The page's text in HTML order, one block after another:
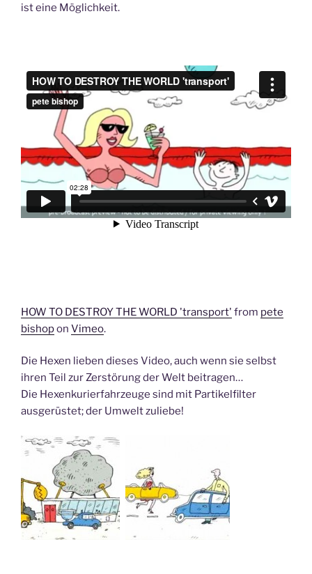
ist eine Möglichkeit.
HOW TO DESTROY THE WORLD 'transport' from pete
bishopon Vimeo.
Die Hexen lieben dieses Video, auch wenn sie selbst
ihren Teil zur Zerstörung der Welt beitragen…
Die Hexenkurierfahrzeuge sind mit Partikelfilter
ausgerüstet; der Umwelt zuliebe!